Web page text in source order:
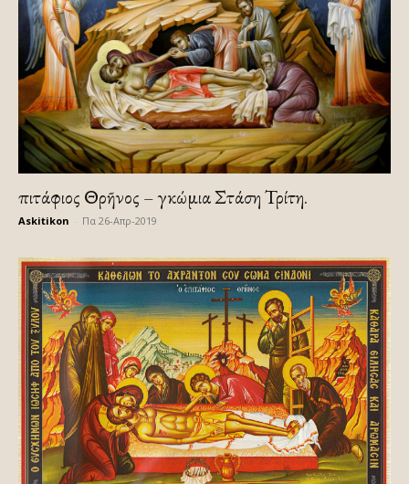
Ἐπιτάφιος Θρῆνος – Ἐγκώμια Στάση Τρίτη.
Askitikon Πα 26-Απρ-2019